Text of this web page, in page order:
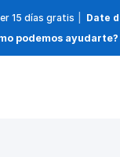
15 días gratis
Date
podemos ayudarte?